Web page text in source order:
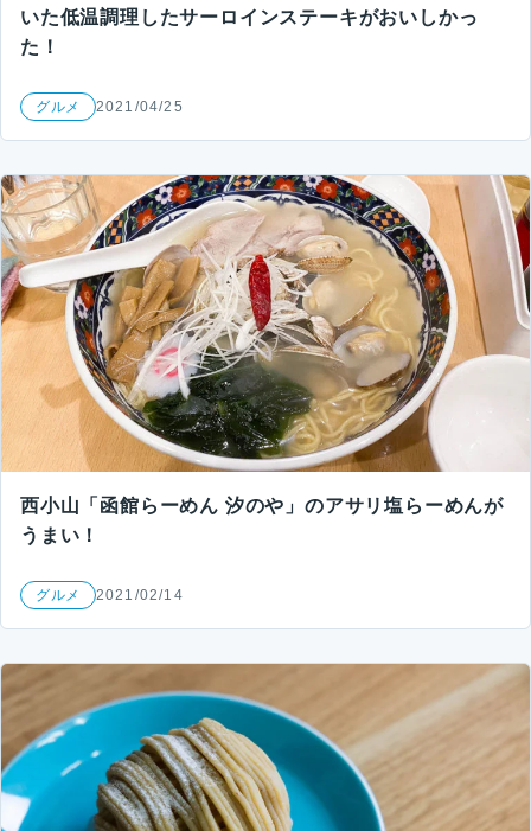
いた低温調理したサーロインステーキがおいしかっ
た！
グルメ 2021/04/25
西小山「函館らーめん 汐のや」のアサリ塩らーめんが
うまい！
グルメ 2021/02/14